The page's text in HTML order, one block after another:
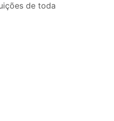
de toda